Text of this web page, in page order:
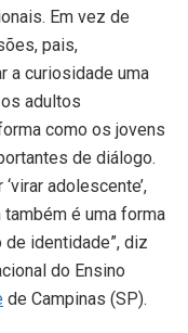
Em vez de
pais,
a curiosidade uma
adultos
como os jovens
de diálogo.
adolescente’,
é uma forma
identidade”, diz
do Ensino
de Campinas (SP).